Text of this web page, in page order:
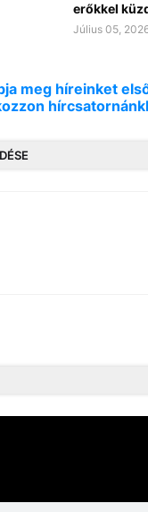
erőkkel
Július 05,
meg híreinket